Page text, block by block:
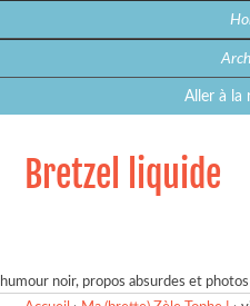
Aller à la
Bretzel liquide
humour noir, propos absurdes et